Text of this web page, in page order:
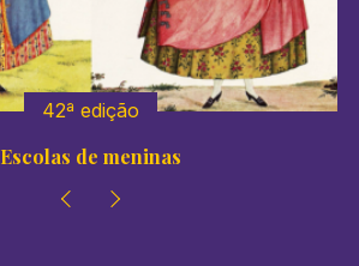
42ª edição
Escolas de meninas